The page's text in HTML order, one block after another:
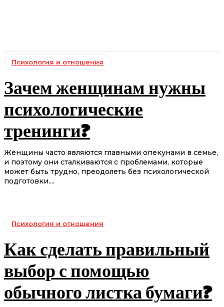
Психология и отношения
Зачем женщинам нужны
психологические
тренинги?
Женщины часто являются главными опекунами в семье,
и поэтому они сталкиваются с проблемами, которые
может быть трудно, преодолеть без психологической
подготовки....
Психология и отношения
Как сделать правильный
выбор с помощью
обычного листка бумаги?